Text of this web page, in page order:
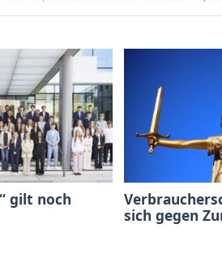
gilt noch
sich gegen